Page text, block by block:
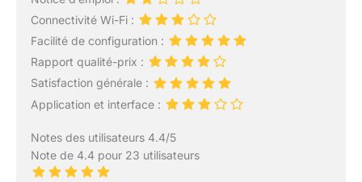
Connectivité Wi-Fi :
Facilité de configuration :
Rapport qualité-prix :
Satisfaction générale :
Application et interface :
Notes des utilisateurs 4.4/5
Note de 4.4 pour 23 utilisateurs